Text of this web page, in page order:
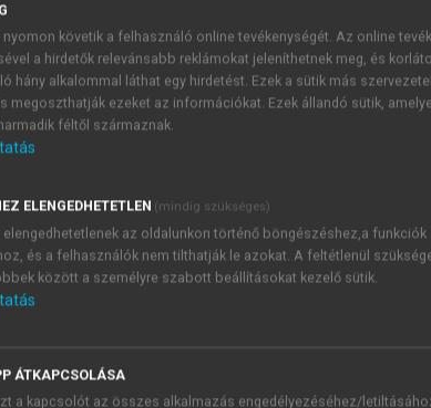
JELSZÓ
Kérek értesítést a MeRSZ
Kérek értesítést az
nyomon követik a felhasználó online tevékenységét. Az online
a hirdetők relevánsabb reklámokat jeleníthetnek meg, és
hány alkalommal láthat egy hirdetést. Ezek a sütik más
megoszthatják ezeket az információkat. Ezek állandó sütik,
féltől származnak.
ELENGEDHETETLEN (mindig szükséges)
elengedhetetlenek az oldalunkon történő böngészéshez,a funkciók
és a felhasználók nem tilthatják le azokat. A feltétlenül
között a személyre szabott beállításokat kezelő sütik.
ÁTKAPCSOLÁSA
a kapcsolót az összes alkalmazás engedélyezéséhez/